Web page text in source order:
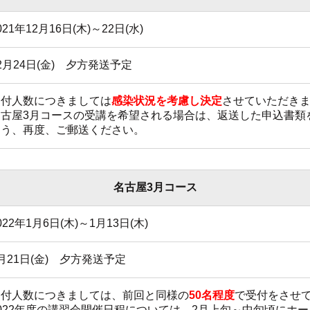
年12月16日(木)～22日(水)
月24日(金) 夕方発送予定
人数につきましては感染状況を考慮し決定させていただき
屋3月コースの受講を希望される場合は、返送した申込書
、再度、ご郵送ください。
名古屋3月コース
年1月6日(木)～1月13日(木)
21日(金) 夕方発送予定
人数につきましては、前回と同様の50名程度で受付をさせ